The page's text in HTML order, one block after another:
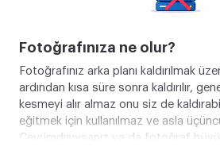
Fotoğrafınıza ne olur?
Fotoğrafınız arka planı kaldırılmak
ardından kısa süre sonra kaldırılır,
kesmeyi alır almaz onu siz de
eğitmek için kullanılmaz ve asla
Çevrimdışıysanız ya da fotoğraf